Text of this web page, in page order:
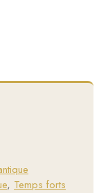
, Temps forts